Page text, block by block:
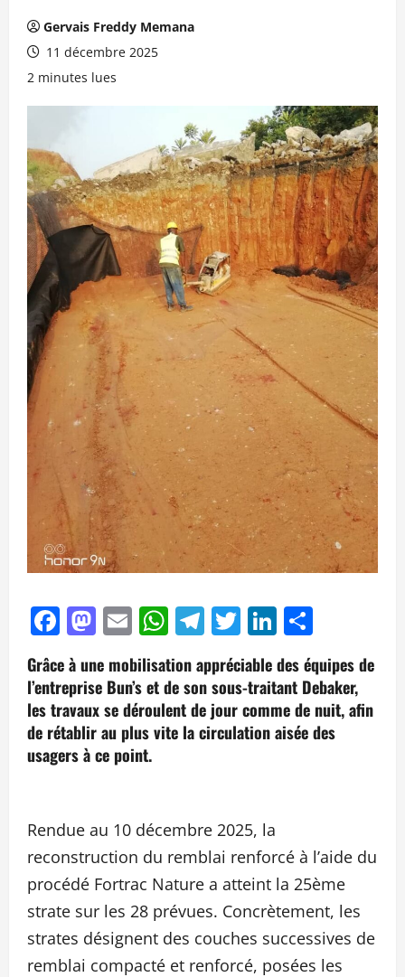
Gervais Freddy Memana
11 décembre 2025
2 minutes lues
Facebook
Mastodon
EmailWhatsApp
Telegram
TwitterLinkedIn
Grâce à une mobilisation appréciable des équipes de
l’entreprise Bun’s et de son sous-traitant Debaker,
les travaux se déroulent de jour comme de nuit, afin
de rétablir au plus vite la circulation aisée des
usagers à ce point.
Rendue au 10 décembre 2025, la
reconstruction du remblai renforcé à l’aide du
procédé Fortrac Nature a atteint la 25ème
strate sur les 28 prévues. Concrètement, les
strates désignent des couches successives de
remblai compacté et renforcé, posées les